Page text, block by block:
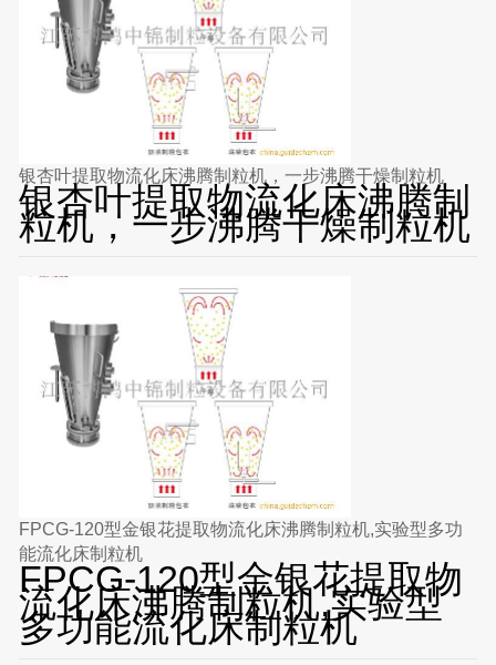
银杏叶提取物流化床沸腾制粒机，一步沸腾干燥制粒机
银杏叶提取物流化床沸腾制
粒机，一步沸腾干燥制粒机
FPCG-120型金银花提取物流化床沸腾制粒机,实验型多功
能流化床制粒机
FPCG-120型金银花提取物
流化床沸腾制粒机,实验型
多功能流化床制粒机